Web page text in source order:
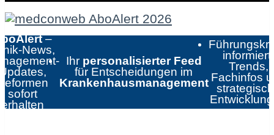
–
News,
sofort
erhalten
Ihr personalisierter Feed
für Entscheidungen im
Krankenhausmanagement
informiert:
Trends,
Fachinfos